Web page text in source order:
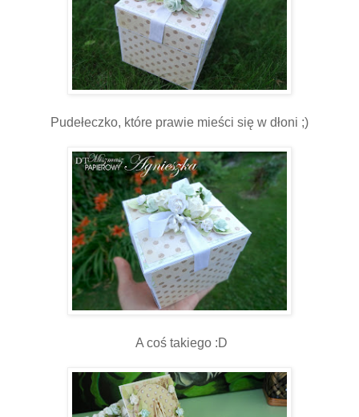
Pudełeczko, które prawie mieści się w dłoni ;)
A coś takiego :D